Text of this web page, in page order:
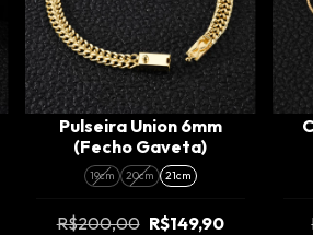
Pulseira Union 6mm
(Fecho Gaveta)
19cm 20cm 21cm
R$200,00 R$149,90